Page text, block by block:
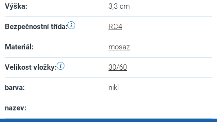
Výška: 3,3 cm
Bezpečnostní třída: RC4
Materiál : mosaz
Velikost vložky: 30/60
barva: nikl
nazev: